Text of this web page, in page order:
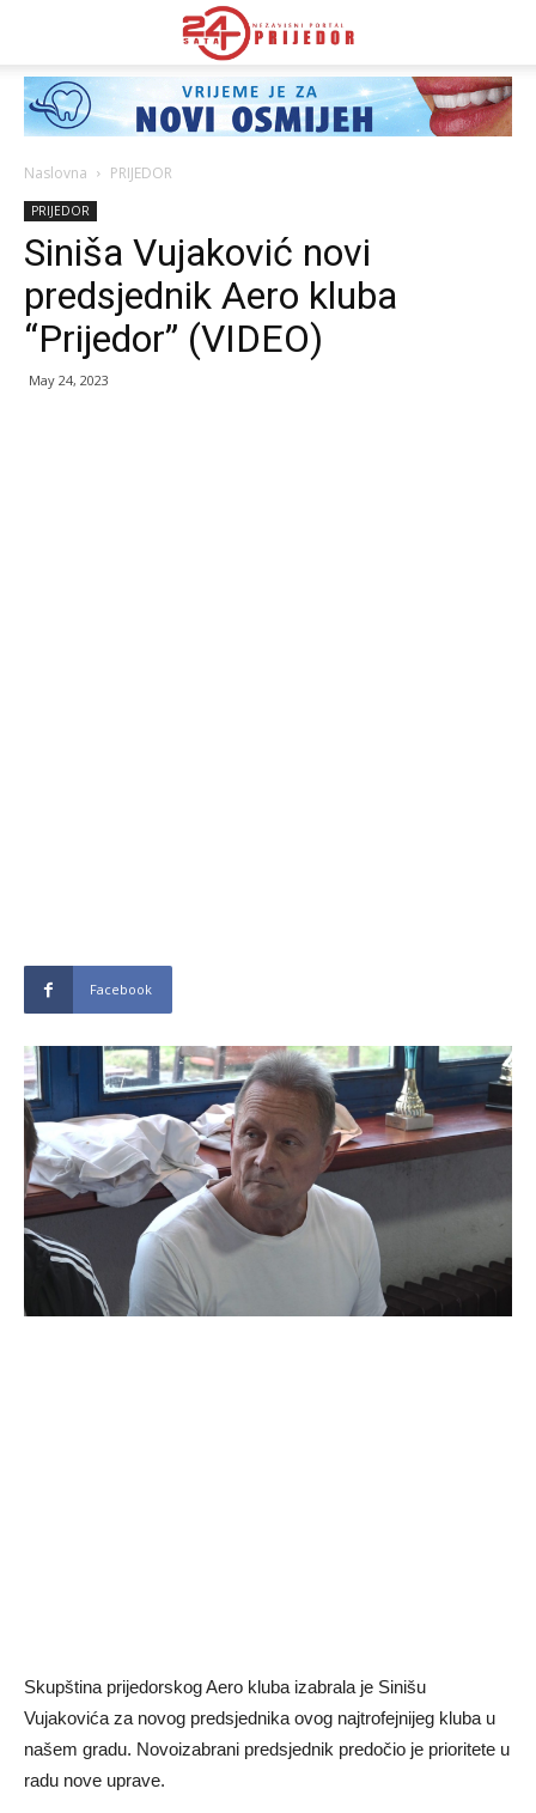
Naslovna PRIJEDOR
PRIJEDOR
Siniša Vujaković novi
predsjednik Aero kluba
“Prijedor” (VIDEO)
May 24, 2023
Facebook
Skupština prijedorskog Aero kluba izabrala je Sinišu
Vujakovića za novog predsjednika ovog najtrofejnijeg kluba u
našem gradu. Novoizabrani predsjednik predočio je prioritete u
radu nove uprave.